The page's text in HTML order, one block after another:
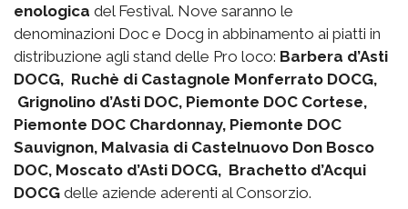
enologica del Festival. Nove saranno le
denominazioni Doc e Docg in abbinamento ai piatti in
distribuzione agli stand delle Pro loco: Barbera d’Asti
DOCG, Ruchè di Castagnole Monferrato DOCG,
Grignolino d’Asti DOC, Piemonte DOC Cortese,
Piemonte DOC Chardonnay, Piemonte DOC
Sauvignon, Malvasia di Castelnuovo Don Bosco
DOC, Moscato d’Asti DOCG, Brachetto d’Acqui
DOCG delle aziende aderenti al Consorzio.